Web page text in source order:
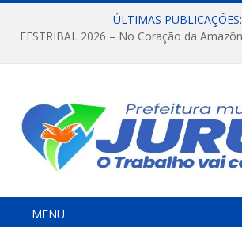
ÚLTIMAS PUBLICAÇÕES:
MENU